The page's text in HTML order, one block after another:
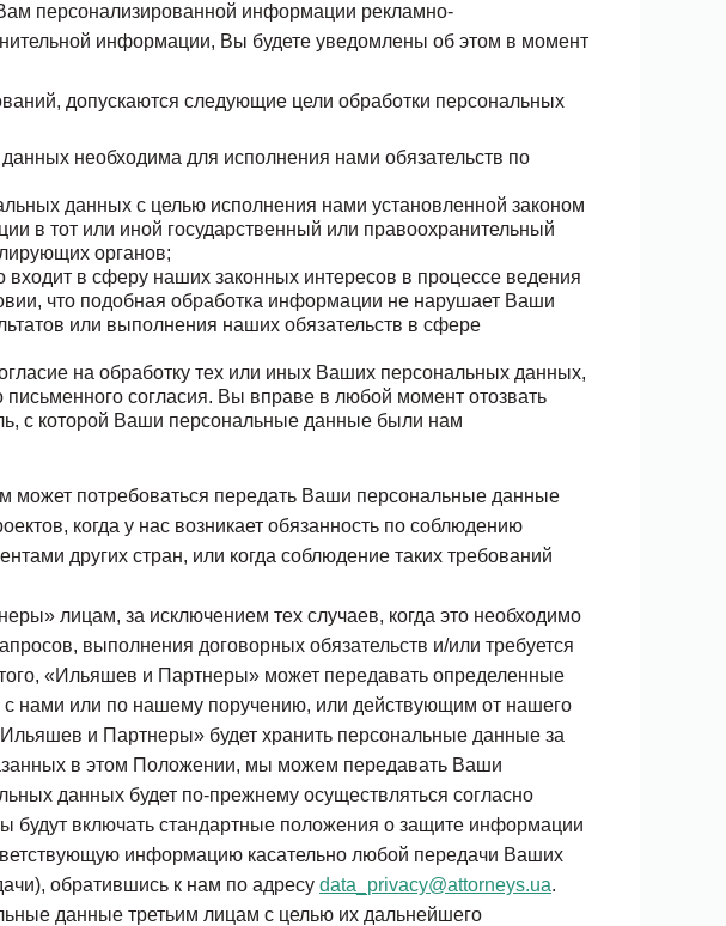
персонализированной информации рекламно-
информации, Вы будете уведомлены об этом в момент
допускаются следующие цели обработки персональных
данных необходима для исполнения нами обязательств по
данных с целью исполнения нами установленной законом
в тот или иной государственный или правоохранительный
органов;
в сферу наших законных интересов в процессе ведения
что подобная обработка информации не нарушает Ваши
или выполнения наших обязательств в сфере
на обработку тех или иных Ваших персональных данных,
письменного согласия. Вы вправе в любой момент отозвать
с которой Ваши персональные данные были нам
может потребоваться передать Ваши персональные данные
когда у нас возникает обязанность по соблюдению
других стран, или когда соблюдение таких требований
лицам, за исключением тех случаев, когда это необходимо
выполнения договорных обязательств и/или требуется
«Ильяшев и Партнеры» может передавать определенные
нами или по нашему поручению, или действующим от нашего
и Партнеры» будет хранить персональные данные за
в этом Положении, мы можем передавать Ваши
данных будет по-прежнему осуществляться согласно
будут включать стандартные положения о защите информации
информацию касательно любой передачи Ваших
обратившись к нам по адресу data_privacy@attorneys.ua.
данные третьим лицам с целью их дальнейшего